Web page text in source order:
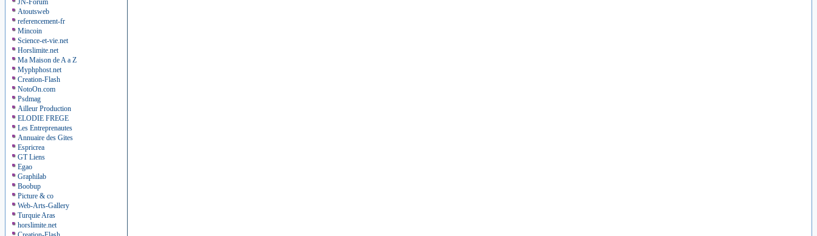
JN-Forum
Atoutsweb
referencement-fr
Mincoin
Science-et-vie.net
Horslimite.net
Ma Maison de A a Z
Myphphost.net
Creation-Flash
NotoOn.com
Psdmag
Ailleur Production
ELODIE FREGE
Les Entreprenautes
Annuaire des Gites
Espricrea
GT Liens
Egao
Graphilab
Boobup
Picture & co
Web-Arts-Gallery
Turquie Aras
horslimite.net